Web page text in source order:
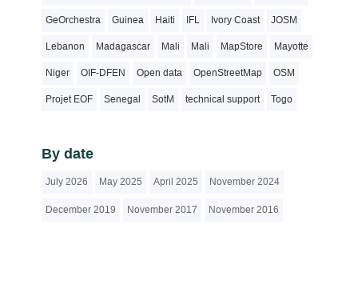
GeOrchestra Guinea Haiti IFL Ivory Coast JOSM
Lebanon Madagascar Mali Mali MapStore Mayotte
Niger OIF-DFEN Open data OpenStreetMap OSM
Projet EOF Senegal SotM technical support Togo
By date
July 2026 May 2025 April 2025 November 2024
December 2019 November 2017 November 2016